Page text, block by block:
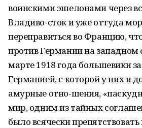
воинскими эшелонами через
Владиво-сток и уже оттуда
переправиться во Францию,
против Германии на западном
марте 1918 года большевики
Германией, с которой у них и
амурные отно-шения,
мир, одним из тайных
было всячески